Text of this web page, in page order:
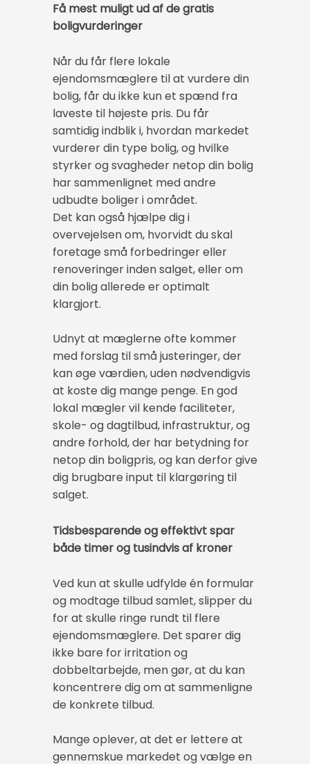
Få mest muligt ud af de gratis
boligvurderinger
Når du får flere lokale
ejendomsmæglere til at vurdere din
bolig, får du ikke kun et spænd fra
laveste til højeste pris. Du får
samtidig indblik i, hvordan markedet
vurderer din type bolig, og hvilke
styrker og svagheder netop din bolig
har sammenlignet med andre
udbudte boliger i området.
Det kan også hjælpe dig i
overvejelsen om, hvorvidt du skal
foretage små forbedringer eller
renoveringer inden salget, eller om
din bolig allerede er optimalt
klargjort.
Udnyt at mæglerne ofte kommer
med forslag til små justeringer, der
kan øge værdien, uden nødvendigvis
at koste dig mange penge. En god
lokal mægler vil kende faciliteter,
skole- og dagtilbud, infrastruktur, og
andre forhold, der har betydning for
netop din boligpris, og kan derfor give
dig brugbare input til klargøring til
salget.
Tidsbesparende og effektivt spar
både timer og tusindvis af kroner
Ved kun at skulle udfylde én formular
og modtage tilbud samlet, slipper du
for at skulle ringe rundt til flere
ejendomsmæglere. Det sparer dig
ikke bare for irritation og
dobbeltarbejde, men gør, at du kan
koncentrere dig om at sammenligne
de konkrete tilbud.
Mange oplever, at det er lettere at
gennemskue markedet og vælge en